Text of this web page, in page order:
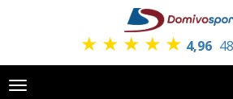
★ ★ ★ ★ ★ 4,96
Toggle